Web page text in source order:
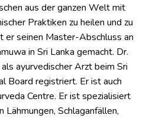
aus der ganzen Welt mit
Praktiken zu heilen und zu
er seinen Master-Abschluss an
in Sri Lanka gemacht. Dr.
ayurvedischer Arzt beim Sri
Board registriert. Er ist auch
Centre. Er ist spezialisiert
Lähmungen, Schlaganfällen,